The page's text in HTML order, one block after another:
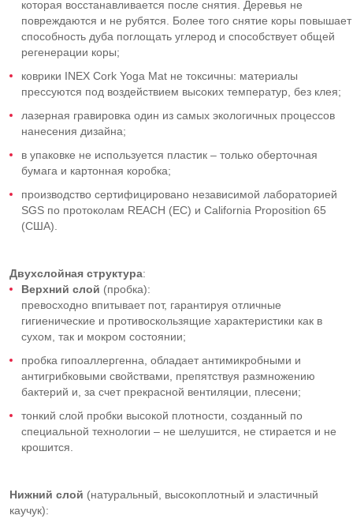
которая восстанавливается после снятия. Деревья не
повреждаются и не рубятся. Более того снятие коры повышает
способность дуба поглощать углерод и способствует общей
регенерации коры;
коврики INEX Cork Yoga Mat не токсичны: материалы
прессуются под воздействием высоких температур, без клея;
лазерная гравировка один из самых экологичных процессов
нанесения дизайна;
в упаковке не используется пластик – только оберточная
бумага и картонная коробка;
производство сертифицировано независимой лабораторией
SGS по протоколам REACH (ЕС) и California Proposition 65
(США).
Двухслойная структура:
Верхний слой (пробка):
превосходно впитывает пот, гарантируя отличные
гигиенические и противоскользящие характеристики как в
сухом, так и мокром состоянии;
пробка гипоаллергенна, обладает антимикробными и
антигрибковыми свойствами, препятствуя размножению
бактерий и, за счет прекрасной вентиляции, плесени;
тонкий слой пробки высокой плотности, созданный по
специальной технологии – не шелушится, не стирается и не
крошится.
Нижний слой (натуральный, высокоплотный и эластичный
каучук):